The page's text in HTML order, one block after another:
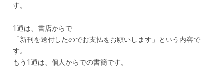
す。
1通は、書店からで
「新刊を送付したのでお支払をお願いします」という内容で
す。
もう1通は、個人からでの書簡です。